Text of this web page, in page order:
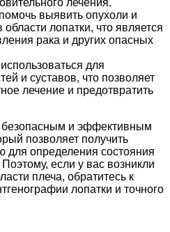
выявить опухоли и
лопатки, что является
рака и других опасных
для
и суставов, что позволяет
лечение и предотвратить
безопасным и эффективным
позволяет получить
определения состояния
если у вас возникли
плеча, обратитесь к
лопатки и точного